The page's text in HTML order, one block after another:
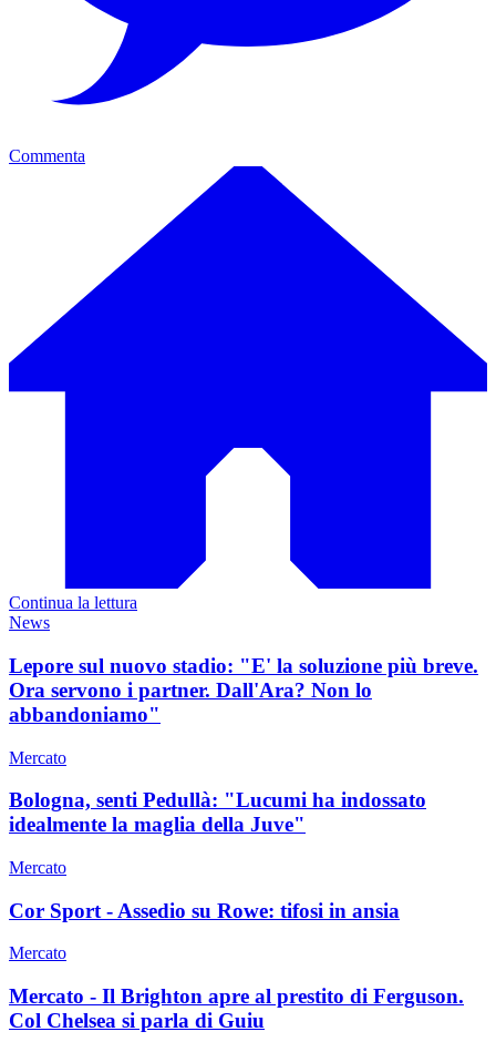
Commenta
Continua la lettura
News
Lepore sul nuovo stadio: "E' la soluzione più breve.
Ora servono i partner. Dall'Ara? Non lo
abbandoniamo"
Mercato
Bologna, senti Pedullà: "Lucumi ha indossato
idealmente la maglia della Juve"
Mercato
Cor Sport - Assedio su Rowe: tifosi in ansia
Mercato
Mercato - Il Brighton apre al prestito di Ferguson.
Col Chelsea si parla di Guiu